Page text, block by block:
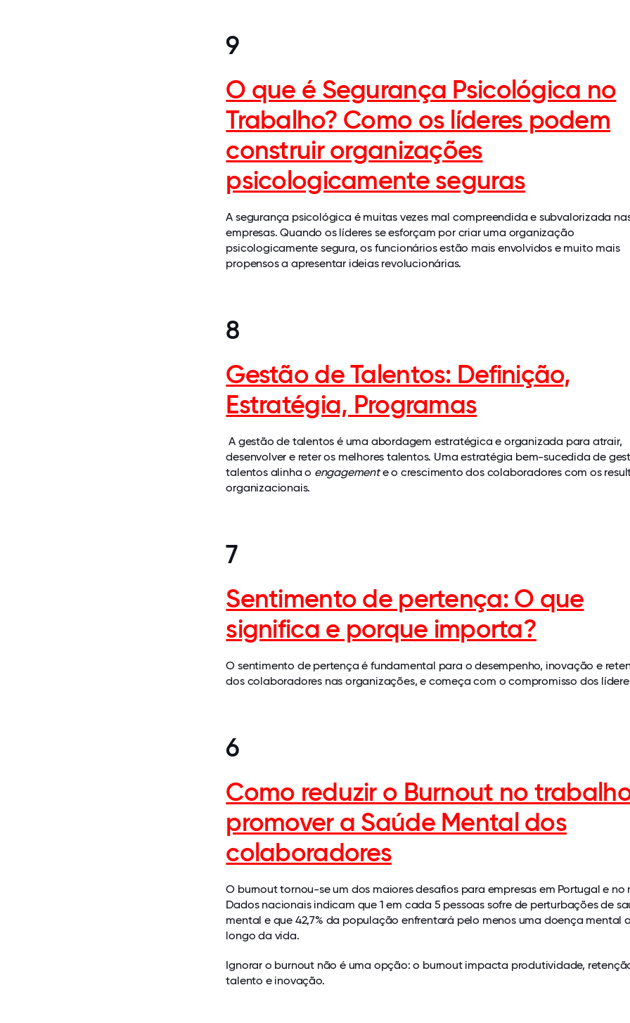
9
O que é Segurança Psicológica no
Trabalho? Como os líderes podem
construir organizações
psicologicamente seguras
A segurança psicológica é muitas vezes mal compreendida e subvalorizada
empresas. Quando os líderes se esforçam por criar uma organização
psicologicamente segura, os funcionários estão mais envolvidos e muito mais
propensos a apresentar ideias revolucionárias.
8
Gestão de Talentos: Definição,
Estratégia, Programas
A gestão de talentos é uma abordagem estratégica e organizada para atrair,
desenvolver e reter os melhores talentos. Uma estratégia bem-sucedida de
talentos alinha o engagemente o crescimento dos colaboradores com os
organizacionais.
7
Sentimento de pertença: O que
significa e porque importa?
O sentimento de pertença é fundamental para o desempenho, inovação e
dos colaboradores nas organizações, e começa com o compromisso dos
6
Como reduzir o Burnout no
promover a Saúde Mental dos
colaboradores
O burnout tornou-se um dos maiores desafios para empresas em Portugal e no
Dados nacionais indicam que 1 em cada 5 pessoas sofre de perturbações de
mental e que 42,7% da população enfrentará pelo menos uma doença mental
longo da vida.
Ignorar o burnout não é uma opção: o burnout impacta produtividade,
talento e inovação.